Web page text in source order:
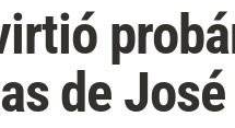
de